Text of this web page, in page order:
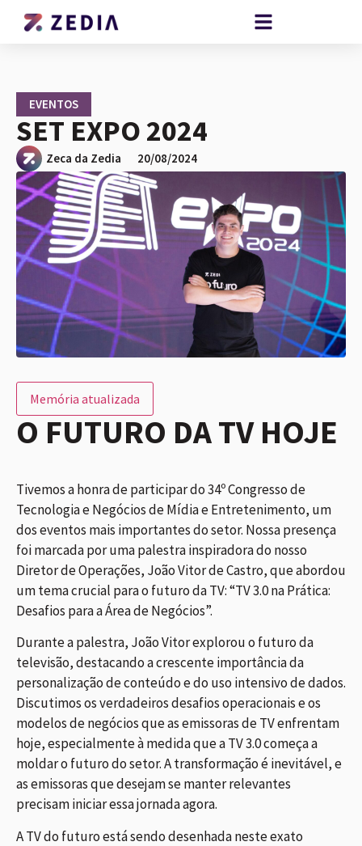
EVENTOS
SET EXPO 2024
Zeca da Zedia 20/08/2024
Memória atualizada
O FUTURO DA TV HOJE
Tivemos a honra de participar do 34º Congresso de
Tecnologia e Negócios de Mídia e Entretenimento, um
dos eventos mais importantes do setor. Nossa presença
foi marcada por uma palestra inspiradora do nosso
Diretor de Operações, João Vitor de Castro, que abordou
um tema crucial para o futuro da TV: “TV 3.0 na Prática:
Desafios para a Área de Negócios”.
Durante a palestra, João Vitor explorou o futuro da
televisão, destacando a crescente importância da
personalização de conteúdo e do uso intensivo de dados.
Discutimos os verdadeiros desafios operacionais e os
modelos de negócios que as emissoras de TV enfrentam
hoje, especialmente à medida que a TV 3.0 começa a
moldar o futuro do setor. A transformação é inevitável, e
as emissoras que desejam se manter relevantes
precisam iniciar essa jornada agora.
A TV do futuro está sendo desenhada neste exato